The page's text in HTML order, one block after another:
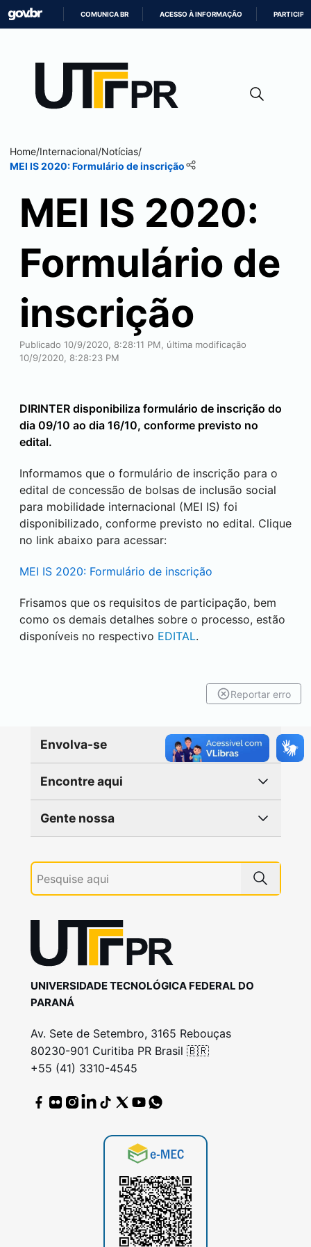
CONTEÚDO
COMUNICA BR ACESSO À INFORMAÇÃO PARTICIPE
Home/Internacional/Notícias/
MEI IS 2020: Formulário de inscrição
MEI IS 2020:
Formulário de
inscrição
Publicado 10/9/2020, 8:28:11 PM, última modificação
10/9/2020, 8:28:23 PM
DIRINTER disponibiliza formulário de inscrição do
dia 09/10 ao dia 16/10, conforme previsto no
edital.
Informamos que o formulário de inscrição para o
edital de concessão de bolsas de inclusão social
para mobilidade internacional (MEI IS) foi
disponibilizado, conforme previsto no edital. Clique
no link abaixo para acessar:
MEI IS 2020: Formulário de inscrição
Frisamos que os requisitos de participação, bem
como os demais detalhes sobre o processo, estão
disponíveis no respectivo EDITAL.
Reportar erro
Envolva-se
Encontre aqui
Gente nossa
UNIVERSIDADE TECNOLÓGICA FEDERAL DO
PARANÁ
Av. Sete de Setembro, 3165 Rebouças
80230-901 Curitiba PR Brasil 🇧🇷
+55 (41) 3310-4545